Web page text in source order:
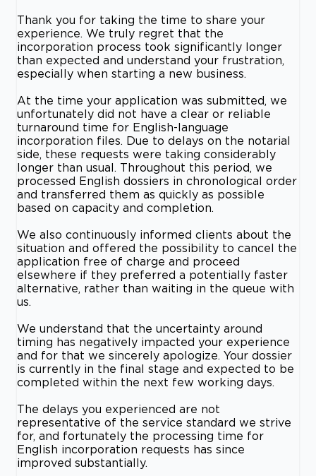
Thank you for taking the time to share your
experience. We truly regret that the
incorporation process took significantly longer
than expected and understand your frustration,
especially when starting a new business.
At the time your application was submitted, we
unfortunately did not have a clear or reliable
turnaround time for English-language
incorporation files. Due to delays on the notarial
side, these requests were taking considerably
longer than usual. Throughout this period, we
processed English dossiers in chronological order
and transferred them as quickly as possible
based on capacity and completion.
We also continuously informed clients about the
situation and offered the possibility to cancel the
application free of charge and proceed
elsewhere if they preferred a potentially faster
alternative, rather than waiting in the queue with
us.
We understand that the uncertainty around
timing has negatively impacted your experience
and for that we sincerely apologize. Your dossier
is currently in the final stage and expected to be
completed within the next few working days.
The delays you experienced are not
representative of the service standard we strive
for, and fortunately the processing time for
English incorporation requests has since
improved substantially.